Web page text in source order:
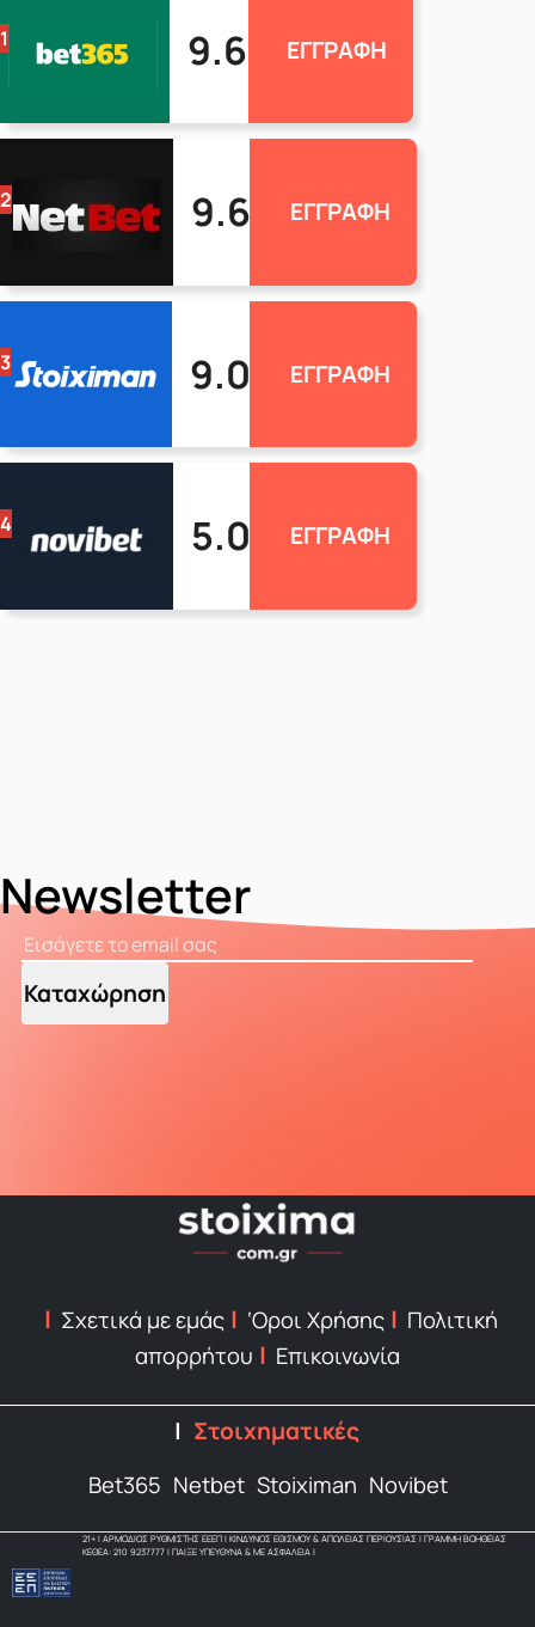
1 9.6 ΕΓΓΡΑΦΗ
2 9.6 ΕΓΓΡΑΦΗ
3 9.0 ΕΓΓΡΑΦΗ
4 5.0 ΕΓΓΡΑΦΗ
Newsletter
Καταχώρηση
Σχετικά με εμάς ‘Οροι Χρήσης
Πολιτική
απορρήτου
Επικοινωνία
Στοιχηματικές
Bet365 Netbet Stoiximan Novibet
21+ | ΑΡΜΟΔΙΟΣ ΡΥΘΜΙΣΤΗΣ ΕΕΕΠ | ΚΙΝΔΥΝΟΣ ΕΘΙΣΜΟΥ & ΑΠΩΛΕΙΑΣ ΠΕΡΙΟΥΣΙΑΣ | ΓΡΑΜΜΗ ΒΟΗΘΕΙΑΣ
ΚΕΘΕΑ: 210 9237777 | ΠΑΙΞΕ ΥΠΕΥΘΥΝΑ & ΜΕ ΑΣΦΑΛΕΙΑ |